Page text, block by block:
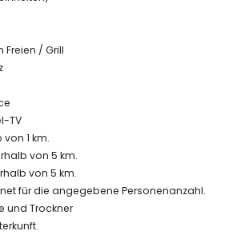
ist sehr gut geeignet für Familien mit Kindern
Dienstleistungen, die im Mietpreis dieser
sind
Handtücher
und 24-Stunden-Notdienst
und Klimaanlage
Dienstleistungen gegen Aufpreis
Kinderbetten/Kinderbetten (auf Anfrage)
Freien / Grill
TV
1 km.
von 5 km.
von 5 km.
für die angegebene Personenanzahl.
und Trockner